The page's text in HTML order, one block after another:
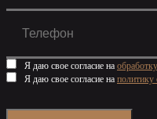
Я даю свое согласие на
Я даю свое согласие на политику